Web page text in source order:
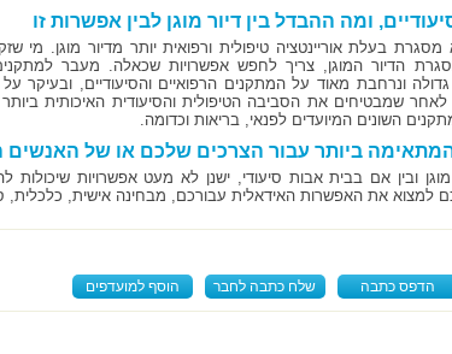
ומה ההבדל בין דיור מוגן לבין אפשרות זו
בעלת אוריינטציה טיפולית ורפואית יותר מדיור מוגן. מי
הדיור המוגן, צריך לחפש אפשרויות שכאלה. מעבר
ונרחבת מאוד על המתקנים הרפואיים והסיעודיים, ובעיקר
שמבטיחים את הסביבה הטיפולית והסיעודית האיכותית ביותר
השונים המיועדים לפנאי, בריאות וכדומה.
ביותר עבור הצרכים שלכם או של האנשים
ובין אם בבית אבות סיעודי, ישנן לא מעט אפשרויות
למצוא את האפשרות האידאלית עבורכם, מבחינה אישית, כלכלית,
הדפס כתבה שלח כתבה לחבר הוסף למועדפים